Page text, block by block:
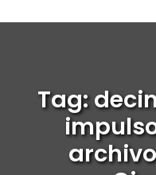
Tag: